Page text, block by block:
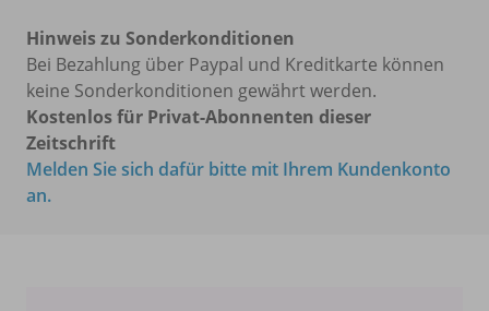
Hinweis zu Sonderkonditionen
Bei Bezahlung über Paypal und Kreditkarte können
keine Sonderkonditionen gewährt werden.
Kostenlos für Privat-Abonnenten dieser
Zeitschrift
Melden Sie sich dafür bitte mit Ihrem Kundenkonto
an.